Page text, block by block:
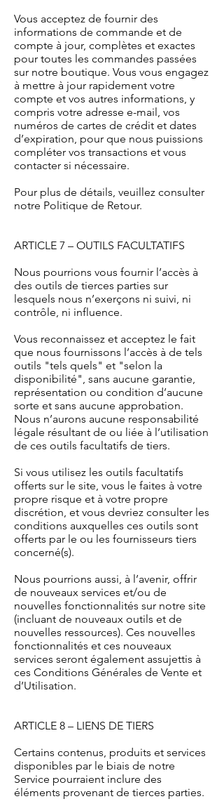
Vous acceptez de fournir des
informations de commande et de
compte à jour, complètes et exactes
pour toutes les commandes passées
sur notre boutique. Vous vous engagez
à mettre à jour rapidement votre
compte et vos autres informations, y
compris votre adresse e-mail, vos
numéros de cartes de crédit et dates
d’expiration, pour que nous puissions
compléter vos transactions et vous
contacter si nécessaire.
Pour plus de détails, veuillez consulter
notre Politique de Retour.
ARTICLE 7 – OUTILS FACULTATIFS
Nous pourrions vous fournir l’accès à
des outils de tierces parties sur
lesquels nous n’exerçons ni suivi, ni
contrôle, ni influence.
Vous reconnaissez et acceptez le fait
que nous fournissons l’accès à de tels
outils "tels quels" et "selon la
disponibilité", sans aucune garantie,
représentation ou condition d’aucune
sorte et sans aucune approbation.
Nous n’aurons aucune responsabilité
légale résultant de ou liée à l’utilisation
de ces outils facultatifs de tiers.
Si vous utilisez les outils facultatifs
offerts sur le site, vous le faites à votre
propre risque et à votre propre
discrétion, et vous devriez consulter les
conditions auxquelles ces outils sont
offerts par le ou les fournisseurs tiers
concerné(s).
Nous pourrions aussi, à l’avenir, offrir
de nouveaux services et/ou de
nouvelles fonctionnalités sur notre site
(incluant de nouveaux outils et de
nouvelles ressources). Ces nouvelles
fonctionnalités et ces nouveaux
services seront également assujettis à
ces Conditions Générales de Vente et
d’Utilisation.
ARTICLE 8 – LIENS DE TIERS
Certains contenus, produits et services
disponibles par le biais de notre
Service pourraient inclure des
éléments provenant de tierces parties.